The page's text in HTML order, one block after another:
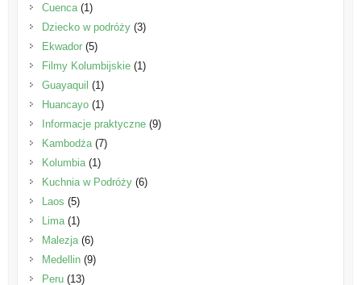
Cuenca(1)
Dziecko w podróży(3)
Ekwador(5)
Filmy Kolumbijskie(1)
Guayaquil (1)
Huancayo(1)
Informacje praktyczne(9)
Kambodża(7)
Kolumbia(1)
Kuchnia w Podróży(6)
Laos (5)
Lima(1)
Malezja(6)
Medellin(9)
Peru(13)